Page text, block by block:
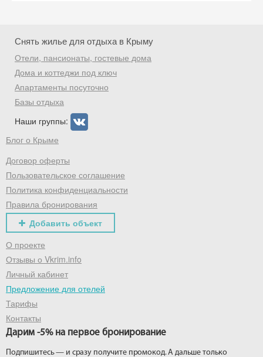
Снять жилье для отдыха в Крыму
Отели, пансионаты, гостевые дома
Дома и коттеджи под ключ
Апартаменты посуточно
Базы отдыха
Наши группы:
Блог о Крыме
Договор оферты
Пользовательское соглашение
Политика конфиденциальности
Правила бронирования
Добавить объект
О проекте
Отзывы о Vkrim.info
Личный кабинет
Предложение для отелей
Тарифы
Контакты
Дарим -5% на первое бронирование
Подпишитесь — и сразу получите промокод. А дальше только